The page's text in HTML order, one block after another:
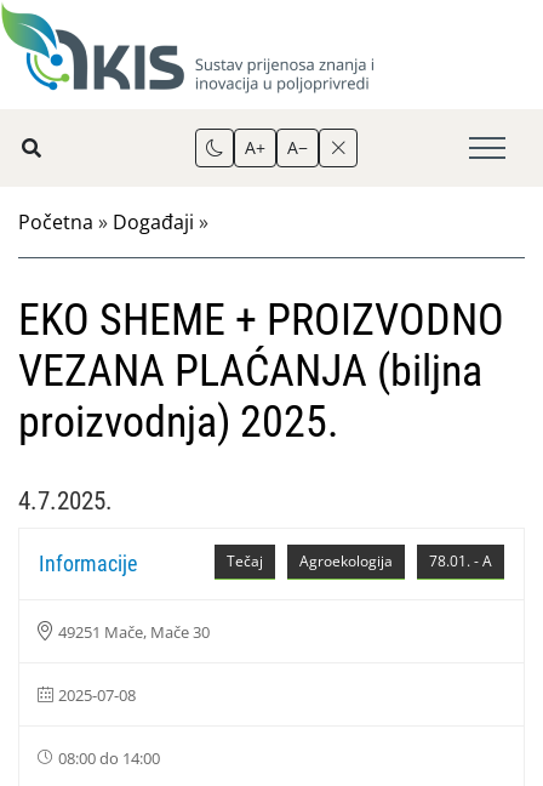
A+ A−
Početna » Događaji »
EKO SHEME + PROIZVODNO
VEZANA PLAĆANJA (biljna
proizvodnja) 2025.
4.7.2025.
78.01. - A
Agroekologija
Tečaj
Informacije
49251 Mače, Mače 30
2025-07-08
08:00 do 14:00